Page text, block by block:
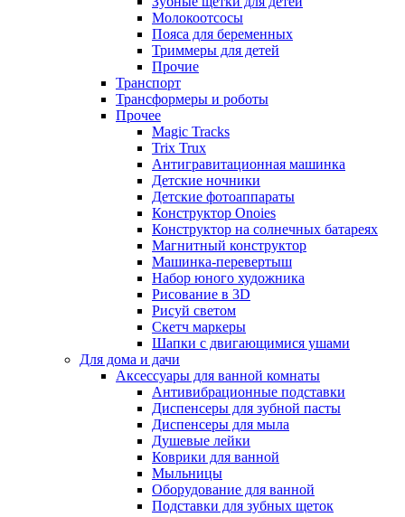
Молокоотсосы
Пояса для беременных
Триммеры для детей
Прочие
Транспорт
Трансформеры и роботы
Прочее
Magic Tracks
Trix Trux
Антигравитационная машинка
Детские ночники
Детские фотоаппараты
Конструктор Onoies
Конструктор на солнечных батареях
Магнитный конструктор
Машинка-перевертыш
Набор юного художника
Рисование в 3D
Рисуй светом
Скетч маркеры
Шапки с двигающимися ушами
Для дома и дачи
Аксессуары для ванной комнаты
Антивибрационные подставки
Диспенсеры для зубной пасты
Диспенсеры для мыла
Душевые лейки
Коврики для ванной
Мыльницы
Оборудование для ванной
Подставки для зубных щеток